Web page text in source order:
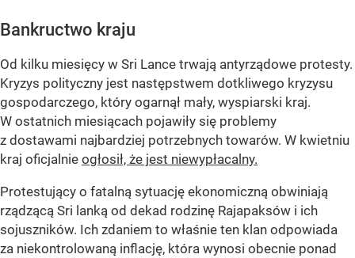
Bankructwo kraju
Od kilku miesięcy w Sri Lance trwają antyrządowe protesty.
Kryzys polityczny jest następstwem dotkliwego kryzysu
gospodarczego, który ogarnął mały, wyspiarski kraj.
W ostatnich miesiącach pojawiły się problemy
z dostawami najbardziej potrzebnych towarów. W kwietniu
kraj oficjalnie ogłosił, że jest niewypłacalny.
Protestujący o fatalną sytuację ekonomiczną obwiniają
rządzącą Sri lanką od dekad rodzinę Rajapaksów i ich
sojuszników. Ich zdaniem to właśnie ten klan odpowiada
za niekontrolowaną inflację, która wynosi obecnie ponad